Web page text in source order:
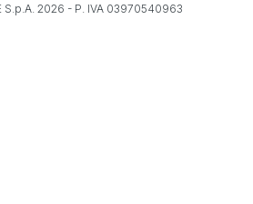
S.p.A. 2026 - P. IVA 03970540963